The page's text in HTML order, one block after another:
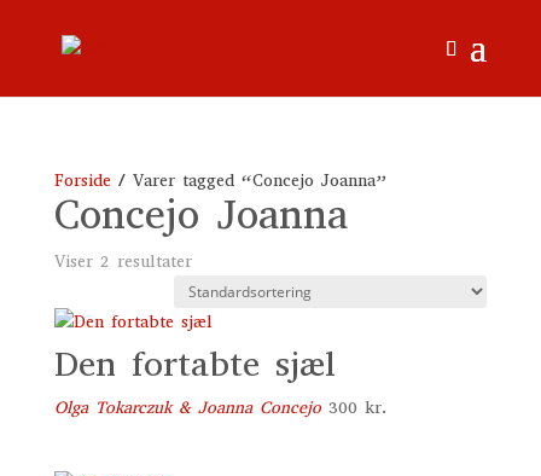
Forside/ Varer tagged “Concejo Joanna”
Concejo Joanna
Viser 2 resultater
Den fortabte sjæl
Olga Tokarczuk & Joanna Concejo 300 kr.